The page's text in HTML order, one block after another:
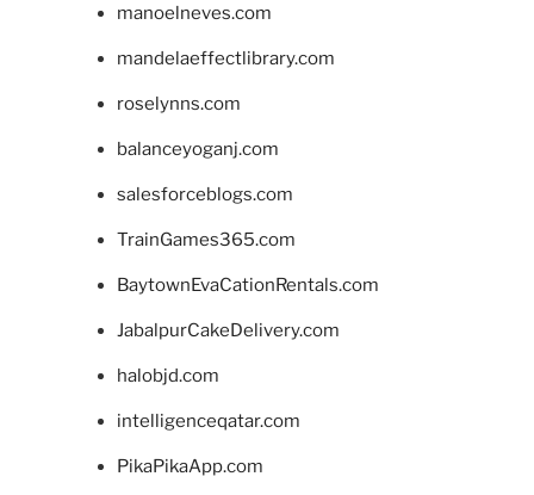
manoelneves.com
mandelaeffectlibrary.com
roselynns.com
balanceyoganj.com
salesforceblogs.com
TrainGames365.com
BaytownEvaCationRentals.com
JabalpurCakeDelivery.com
halobjd.com
intelligenceqatar.com
PikaPikaApp.com